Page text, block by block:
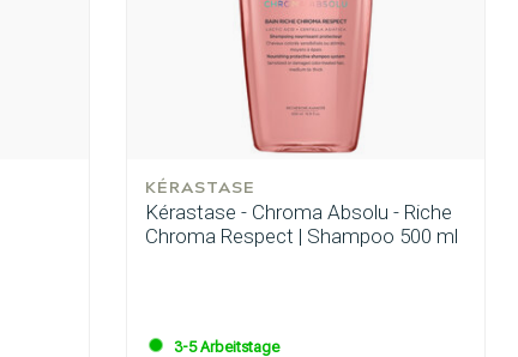
KÉRASTASE
Kérastase - Chroma Absolu - Riche
Chroma Respect | Shampoo 500 ml
3-5 Arbeitstage